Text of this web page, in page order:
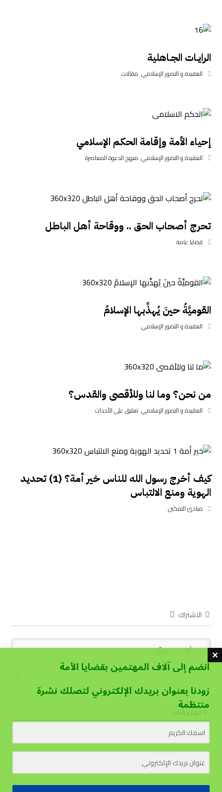
الرايـات الجـاهلية
العقيدة و التصور الإسلامي,مقالات
إحياء الأمة وإقامة الحكم الإسلامي
العقيدة و التصور الإسلامي,منهج الدعوة المعاصرة
تحرج أصحاب الحق .. ووقاحة أهل الباطل
قضايا عامة
القوميَّةُ حينَ يُهذِّبها الإسلامُ
العقيدة و التصور الإسلامي
من نحن؟ وما لنا وللأقصى والقدس؟
العقيدة و التصور الإسلامي,تعليق على الأحداث
كيف أخرج رسول الله للناس خير أمة؟ (1) تحديد
الهوية ومنع الالتباس
مبادئ التمكين
الاشتراك
0تعليقات
انضم إلى آلاف المهتمين بقضايا الأمة
زودنا بعنوان بريدك الإلكتروني لتصلك نشرة
منتظمة